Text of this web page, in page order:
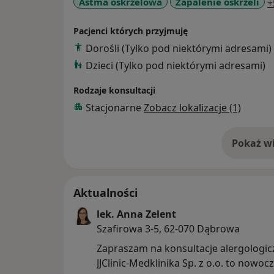
Przeprowadzam diagnostykę z
W zakresie diagnostyki obrazowej chorób
Prowadzę immunoterapię swoistą
roztoczy kurzu domowego, pyłków traw,
satysfakcję.
Pacjenci których przyjmuję
Dorośli (Tylko pod niektórymi adresami)
Dzieci (Tylko pod niektórymi adresami)
Rodzaje konsultacji
Stacjonarne Zobacz lokalizacje (1)
Pokaż o
Aktualności
lek. Anna Zelent
Szafirowa 3-5, 62-070 Dąbrowa
Zapraszam na konsultacje
JJClinic-Medklinika Sp. z o.o. to